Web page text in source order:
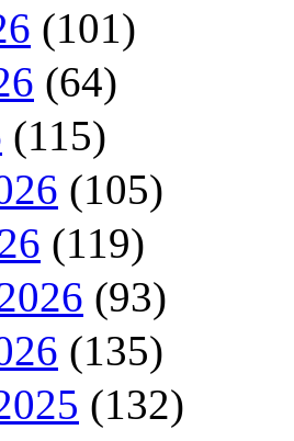
(101)
(64)
(115)
(105)
(119)
(93)
(135)
(132)